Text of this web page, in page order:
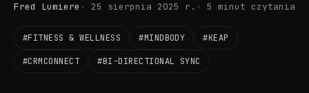
Fred Lumiere 25 sierpnia 2025 r. 5 minut czytania
#FITNESS & WELLNESS #MINDBODY #KEAP
#CRMCONNECT #BI-DIRECTIONAL SYNC